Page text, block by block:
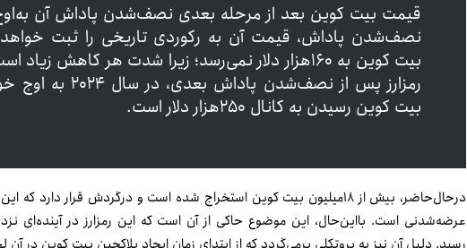
قیمت بیت کوین بعد از مرحله بعدی نصف‌شدن پاداش آن
نصف‌شدن پاداش، قیمت آن به رکوردی تاریخی را ثبت
بیت کوین به ۱۶۰هزار دلار نمی‌رسد؛ زیرا شدت هر کاهش
رمزارز پس از
بیت کوین رسیدن به کانال ۲۵۰هزار دلار است.
عرضه‌‌شدنی است. بااین‌حال، این موضوع حاکی از آن است که این رمزارز در آینده‌ای